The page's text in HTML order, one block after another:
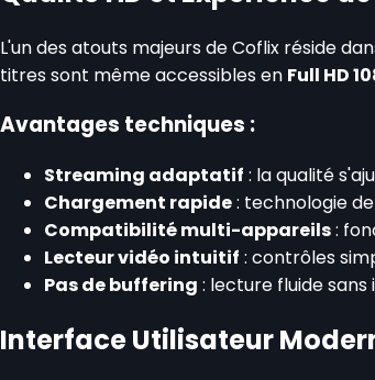
L'un des atouts majeurs de Coflix réside
titres sont même accessibles en Full HD
Avantages techniques :
Streaming adaptatif : la qualité
Chargement rapide: technologie
Compatibilité multi-appareils:
Lecteur vidéo intuitif : contrôles
Pas de buffering : lecture fluide
Interface Utilisateur